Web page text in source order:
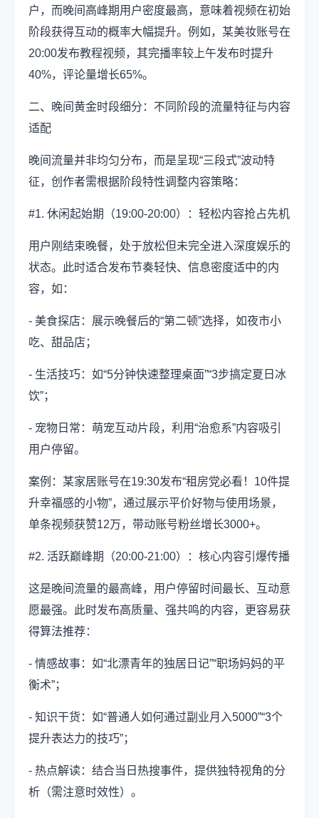
户，而晚间高峰期用户密度最高，意味着视频在初始
阶段获得互动的概率大幅提升。例如，某美妆账号在
20:00发布教程视频，其完播率较上午发布时提升
40%，评论量增长65%。
二、晚间黄金时段细分：不同阶段的流量特征与内容
适配
晚间流量并非均匀分布，而是呈现“三段式”波动特
征，创作者需根据阶段特性调整内容策略：
#1. 休闲起始期（19:00-20:00）：轻松内容抢占先机
用户刚结束晚餐，处于放松但未完全进入深度娱乐的
状态。此时适合发布节奏轻快、信息密度适中的内
容，如：
- 美食探店：展示晚餐后的“第二顿”选择，如夜市小
吃、甜品店；
- 生活技巧：如“5分钟快速整理桌面”“3步搞定夏日冰
饮”；
- 宠物日常：萌宠互动片段，利用“治愈系”内容吸引
用户停留。
案例：某家居账号在19:30发布“租房党必看！10件提
升幸福感的小物”，通过展示平价好物与使用场景，
单条视频获赞12万，带动账号粉丝增长3000+。
#2. 活跃巅峰期（20:00-21:00）：核心内容引爆传播
这是晚间流量的最高峰，用户停留时间最长、互动意
愿最强。此时发布高质量、强共鸣的内容，更容易获
得算法推荐：
- 情感故事：如“北漂青年的独居日记”“职场妈妈的平
衡术”；
- 知识干货：如“普通人如何通过副业月入5000”“3个
提升表达力的技巧”；
- 热点解读：结合当日热搜事件，提供独特视角的分
析（需注意时效性）。